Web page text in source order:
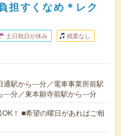
担すくなめ＊レク
土日祝日が休み 残業なし
駅から---分／電車事業所前駅
分／東本願寺前駅から---分
！ ■希望の曜日があればご相